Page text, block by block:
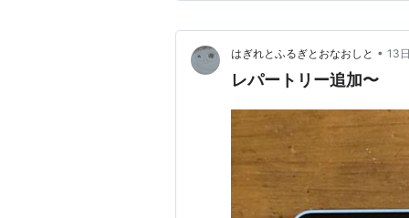
はぎれとふるぎとおなおしと • 13
レパートリー追加〜